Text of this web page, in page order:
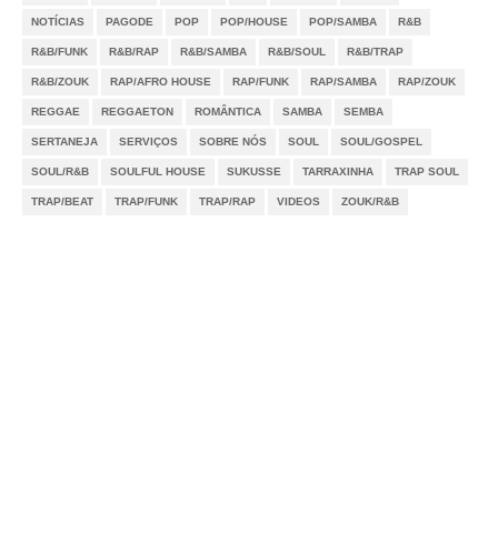
NOTÍCIAS PAGODE POP POP/HOUSE POP/SAMBA R&B
R&B/FUNK R&B/RAP R&B/SAMBA R&B/SOUL R&B/TRAP
R&B/ZOUK RAP/AFRO HOUSE RAP/FUNK RAP/SAMBA RAP/ZOUK
REGGAE REGGAETON ROMÂNTICA SAMBA SEMBA
SERTANEJA SERVIÇOS SOBRE NÓS SOUL SOUL/GOSPEL
SOUL/R&B SOULFUL HOUSE SUKUSSE TARRAXINHA TRAP SOUL
TRAP/BEAT TRAP/FUNK TRAP/RAP VIDEOS ZOUK/R&B